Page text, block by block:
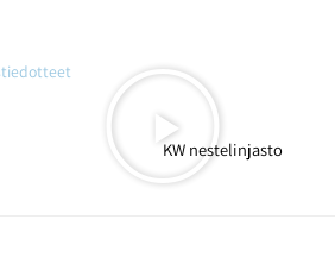
KW nestelinjasto